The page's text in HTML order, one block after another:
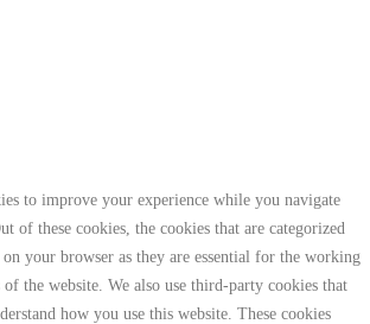
to improve your experience while you navigate
of these cookies, the cookies that are categorized
on your browser as they are essential for the working
the website. We also use third-party cookies that
how you use this website. These cookies